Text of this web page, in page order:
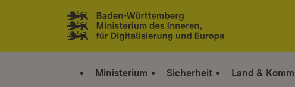
Zum Inhalt springen
Link zur Startseite
Ministerium Sicherheit Land &